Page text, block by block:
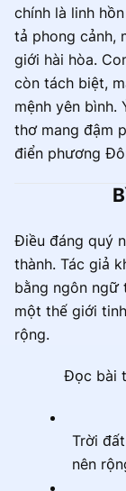
chính là linh
tả phong cảnh,
giới hài hòa.
còn tách biệt,
mệnh yên bình.
thơ mang đậm
điển phương
Điều đáng quý
thành. Tác giả
bằng ngôn ngữ
một thế giới
rộng.
Đọc bài
Trời
nên